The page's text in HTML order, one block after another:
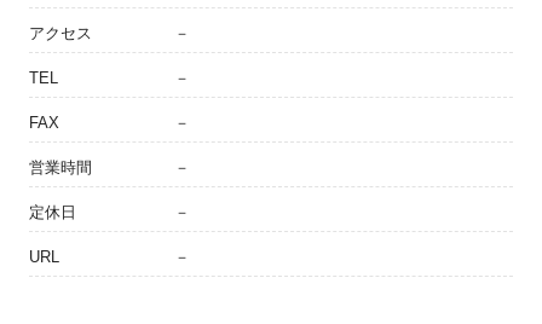
アクセス －
TEL －
FAX －
営業時間 －
定休日 －
URL －